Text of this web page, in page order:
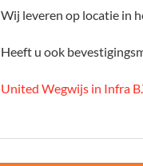
Wij leveren op locatie in
Heeft u ook
United Wegwijs in Infra